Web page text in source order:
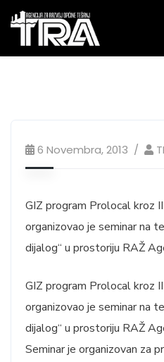
6 Novembra, 2013
GIZ program Prolocal kroz
organizovao je seminar na
dijalog“ u prostoriju RAŽ
GIZ program Prolocal kroz
organizovao je seminar na
dijalog“ u prostoriju RAŽ
Seminar je organizovan za